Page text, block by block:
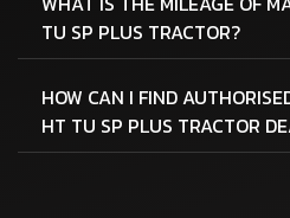
TU SP PLUS TRACTOR?
HOW CAN I FIND
HT TU SP PLUS TRACTOR